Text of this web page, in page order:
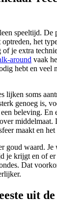
speeltijd. De
het
of je extra
around vaak
hebt en veel
lijken soms
genoeg is,
beleving. En
middelmaat.
maakt en
goud waard.
je krijgt en of
Dat
uit